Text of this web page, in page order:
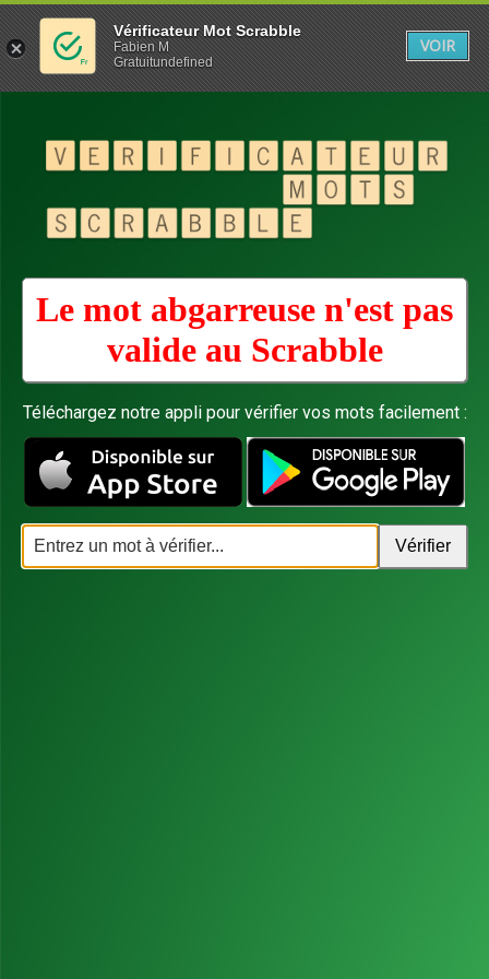
Le mot abgarreuse n'est pas
valide au Scrabble
Téléchargez notre appli pour vérifier vos mots facilement :
Vérificateur Mot Scrabble
Fabien M
Gratuitundefined
VOIR